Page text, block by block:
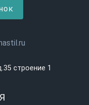
строение 1